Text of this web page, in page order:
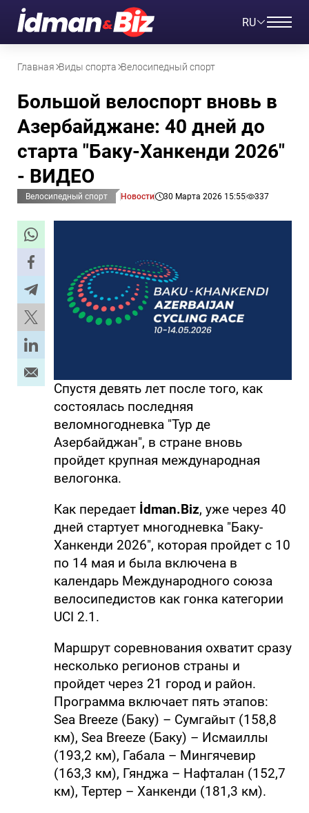
RU
Главная Виды спорта Велосипедный спорт
Большой велоспорт вновь в
Азербайджане: 40 дней до
старта "Баку-Ханкенди 2026"
- ВИДЕО
Велосипедный спорт Новости 30 Марта 2026 15:55 337
Спустя девять лет после того, как
состоялась последняя
веломногодневка "Тур де
Азербайджан", в стране вновь
пройдет крупная международная
велогонка.
Как передает İdman.Biz, уже через 40
дней стартует многодневка "Баку-
Ханкенди 2026", которая пройдет с 10
по 14 мая и была включена в
календарь Международного союза
велосипедистов как гонка категории
UCI 2.1.
Маршрут соревнования охватит сразу
несколько регионов страны и
пройдет через 21 город и район.
Программа включает пять этапов:
Sea Breeze (Баку) – Сумгайыт (158,8
км), Sea Breeze (Баку) – Исмаиллы
(193,2 км), Габала – Мингячевир
(163,3 км), Гянджа – Нафталан (152,7
км), Тертер – Ханкенди (181,3 км).